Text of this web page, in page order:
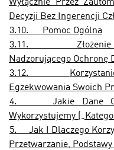
Wyłącznie Przez
Decyzji Bez Ingerencji
3.10.
Pomoc Ogólna
3.11.
Nadzorującego Ochronę
3.12.
Egzekwowania Swoich
4.
Jakie Dane
Wykorzystujemy
5.
Jak I Dlaczego
Przetwarzanie,